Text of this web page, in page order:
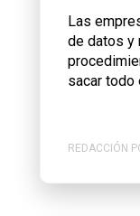
Las
de datos y
sacar todo
REDACCIÓN